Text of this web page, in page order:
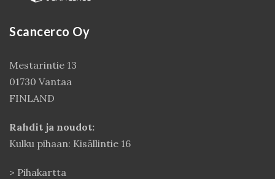
Scancerco Oy
Mestarintie 13
01730 Vantaa
FINLAND
Rahdit ja noudot:
Kulku pihaan: Kisällintie 16
> Pihakartta